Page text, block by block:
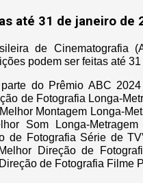
até 31 de janeiro de
de Cinematografia
podem ser feitas até
do Prêmio ABC
de Fotografia Longa-
Montagem Longa-
Som Longa-
de Fotografia Série de
Direção de
de Fotografia Filme